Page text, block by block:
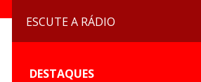
ESCUTE A RÁDIO
DESTAQUES